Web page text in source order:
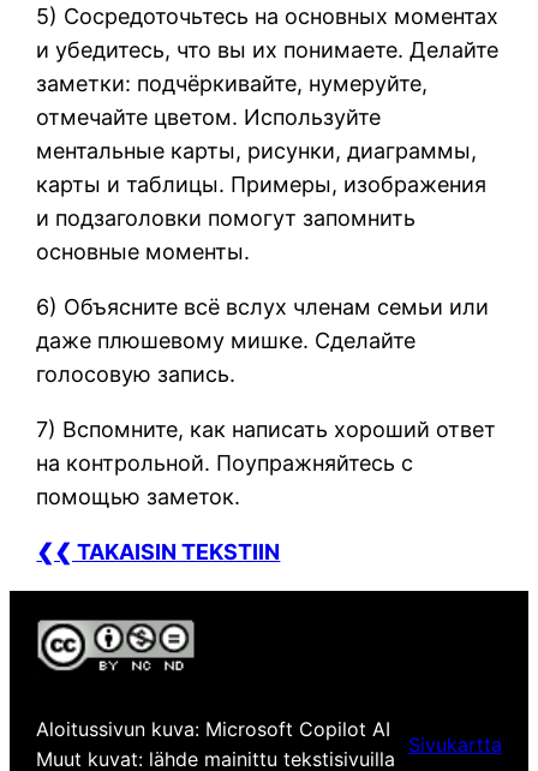
5) Сосредоточьтесь на основных моментах
и ​​убедитесь, что вы их понимаете. Делайте
заметки: подчёркивайте, нумеруйте,
отмечайте цветом. Используйте
ментальные карты, рисунки, диаграммы,
карты и таблицы. Примеры, изображения
и подзаголовки помогут запомнить
основные моменты.
6) Объясните всё вслух членам семьи или
даже плюшевому мишке. Сделайте
голосовую запись.
7) Вспомните, как написать хороший ответ
на контрольной. Поупражняйтесь с
помощью заметок.
❮❮ TAKAISIN TEKSTIIN
Aloitussivun kuva: Microsoft Copilot AI
Muut kuvat: lähde mainittu tekstisivuilla
Sivukartta